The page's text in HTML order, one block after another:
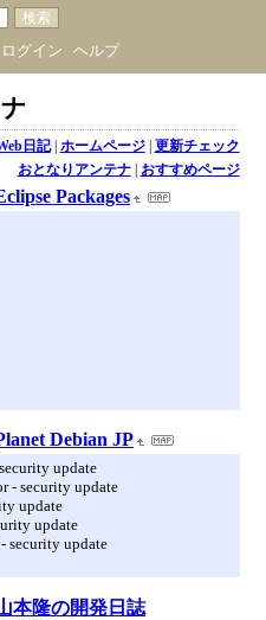
ログイン ヘルプ
日記| ホームページ| 更新チェック
おとなりアンテナ| おすすめページ
Packages
Debian JP
update
- security update
update
update
security update
本隆の開発日誌